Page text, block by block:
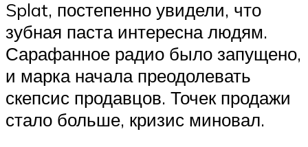
Splat, постепенно увидели, что
зубная паста интересна людям.
Сарафанное радио было запущено,
и марка начала преодолевать
скепсис продавцов. Точек продажи
стало больше, кризис миновал.